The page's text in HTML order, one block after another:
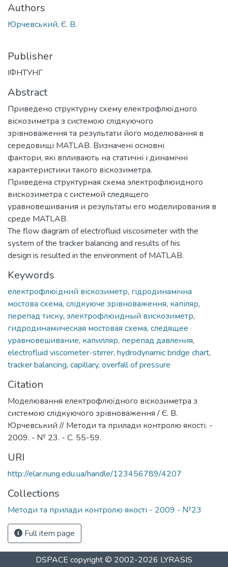
Authors
Юрчевський, Є. В.
Publisher
ІФНТУНГ
Abstract
Приведено структурну схему електрофлюїдного
віскозиметра з системою слідкуючого
зрівноваження та результати його моделювання в
середовищі MATLAB. Визначені основні
фактори, які впливають на статичні і динамічні
характеристики такого віскозиметра.
Приведена структурная схема электрофлюидного
вискозиметра с системой следящего
уравновешивания и результаты его моделирования в
среде MATLAB.
The flow diagram of electrofluid viscosimeter with the
system of the tracker balancing and results of his
design is resulted in the environment of MATLAB.
Keywords
електрофлюїдний віскозиметр, гідродинамічна
мостова схема, слідкуюче зрівноваження, капіляр,
перепад тиску, электрофлюидный вискозиметр,
гидродинамическая мостовая схема, следящее
уравновешивание, капилляр, перепад давления,
electrofluid viscometer-stirrer, hydrodynamic bridge chart,
tracker balancing, capillary, overfall of pressure
Citation
Моделювання електрофлюїдного віскозиметра з
системою слідкуючого зрівноваження / Є. В.
Юрчевський // Методи та прилади контролю якості. -
2009. - № 23. - С. 55-59.
URI
http://elar.nung.edu.ua/handle/123456789/4207
Collections
Методи та прилади контролю якості - 2009 - №23
Full item page
DSPACE copyright © 2002-2026 LYRASIS